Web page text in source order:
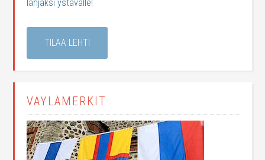
lahjaksi ystävälle!
TILAA LEHTI
VÄYLÄMERKIT